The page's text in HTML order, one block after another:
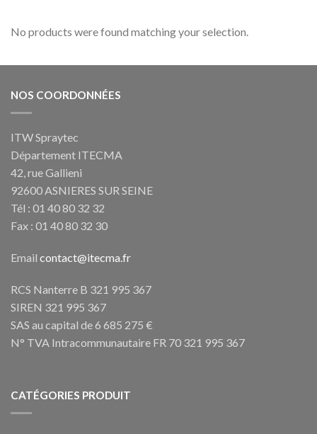
No products were found matching your selection.
NOS COORDONNÉES
ITW Spraytec
Département ITECMA
42, rue Gallieni
92600 ASNIERES SUR SEINE
Tél : 01 40 80 32 32
Fax : 01 40 80 32 30
Email contact@itecma.fr
RCS Nanterre B 321 995 367
SIREN 321 995 367
SAS au capital de 6 685 275 €
N° TVA Intracommunautaire FR 70 321 995 367
CATÉGORIES PRODUIT